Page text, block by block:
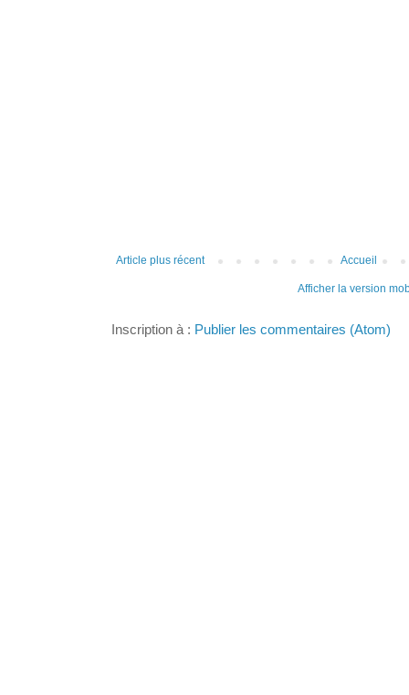
Article plus récent Accueil
Afficher la version
Inscription à : Publier les commentaires (Atom)